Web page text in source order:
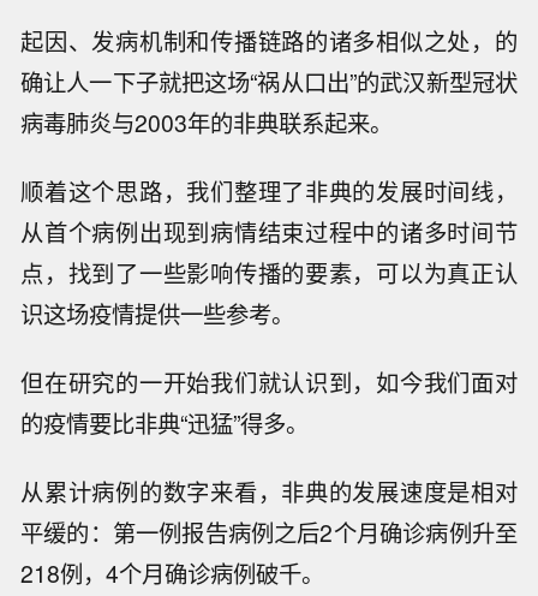
起因、发病机制和传播链路的诸多相似之处，的
确让人一下子就把这场“祸从口出”的武汉新型冠状
病毒肺炎与2003年的非典联系起来。
顺着这个思路，我们整理了非典的发展时间线，
从首个病例出现到病情结束过程中的诸多时间节
点，找到了一些影响传播的要素，可以为真正认
识这场疫情提供一些参考。
但在研究的一开始我们就认识到，如今我们面对
的疫情要比非典“迅猛”得多。
从累计病例的数字来看，非典的发展速度是相对
平缓的：第一例报告病例之后2个月确诊病例升至
218例，4个月确诊病例破千。